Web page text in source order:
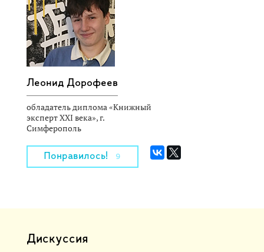
Леонид Дорофеев
обладатель диплома «Книжный
эксперт XXI века», г.
Симферополь
Понравилось! 9
Дискуссия